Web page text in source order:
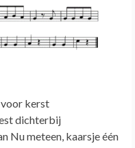
kerst
dichterbij
Nu meteen, kaarsje één